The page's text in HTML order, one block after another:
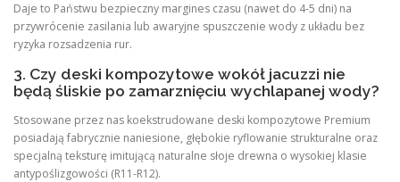
Daje to Państwu bezpieczny margines czasu (nawet do 4-5 dni) na
przywrócenie zasilania lub awaryjne spuszczenie wody z układu bez
ryzyka rozsadzenia rur.
3. Czy deski kompozytowe wokół jacuzzi nie
będą śliskie po zamarznięciu wychlapanej wody?
Stosowane przez nas koekstrudowane deski kompozytowe Premium
posiadają fabrycznie naniesione, głębokie ryflowanie strukturalne oraz
specjalną teksturę imitującą naturalne słoje drewna o wysokiej klasie
antypoślizgowości (R11-R12).